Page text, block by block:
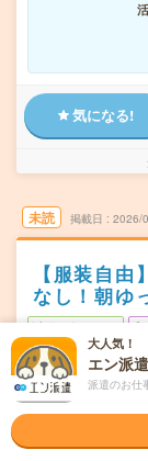
気になる!
未読 掲載日 2026/
【服装自
なし！朝ゆ
WEB登録OK 派遣
勤務地
大阪
心斎
曜日頻度 月・
大人気！
エン派
派遣のお仕